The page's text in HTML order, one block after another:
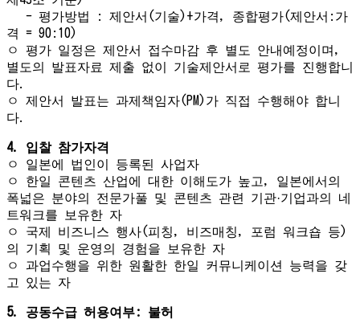
- 평가방법 : 제안서(기술)+가격, 종합평가(제안서:가
격 = 90:10)
ㅇ 평가 일정은 제안서 접수마감 후 별도 안내예정이며,
별도의 발표자료 제출 없이 기술제안서로 평가를 진행합니
다.
ㅇ 제안서 발표는 과제책임자(PM)가 직접 수행해야 합니
다.
4. 입찰 참가자격
ㅇ 일본에 법인이 등록된 사업자
ㅇ 한일 콘텐츠 산업에 대한 이해도가 높고, 일본에서의
폭넓은 분야의 전문가풀 및 콘텐츠 관련 기관·기업과의 네
트워크를 보유한 자
ㅇ 국제 비즈니스 행사(피칭, 비즈매칭, 포럼 워크숍 등)
의 기획 및 운영의 경험을 보유한 자
ㅇ 과업수행을 위한 원활한 한일 커뮤니케이션 능력을 갖
고 있는 자
5. 공동수급 허용여부: 불허